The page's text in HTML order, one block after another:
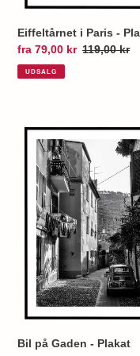
Eiffeltårnet i Paris -
Udsalgspris
fra 79,00 kr Normalpris
119,00 kr
UDSALG
Bil
Gaden
Plakat
Bil på Gaden - Plakat